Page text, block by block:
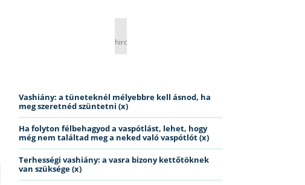
hirdetés
Vashiány: a tüneteknél mélyebbre kell ásnod, ha
meg szeretnéd szüntetni (x)
Ha folyton félbehagyod a vaspótlást, lehet, hogy
még nem találtad meg a neked való vaspótlót (x)
Terhességi vashiány: a vasra bizony kettőtöknek
van szüksége (x)